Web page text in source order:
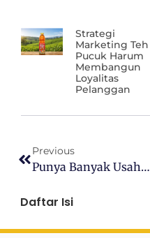
Strategi
Marketing Teh
Pucuk Harum
Membangun
Loyalitas
Pelanggan
Previous
Punya Banyak Usaha Sejenis, Baiknya Gabung Satu PT Atau Dipisah?
Daftar Isi